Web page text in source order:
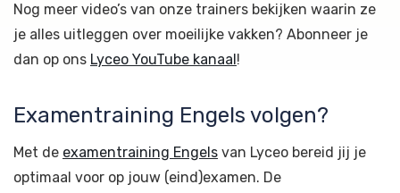
Nog meer video’s van onze trainers bekijken waarin ze
je alles uitleggen over moeilijke vakken? Abonneer je
dan op ons Lyceo YouTube kanaal!
Examentraining Engels volgen?
Met de examentraining Engels van Lyceo bereid jij je
optimaal voor op jouw (eind)examen. De